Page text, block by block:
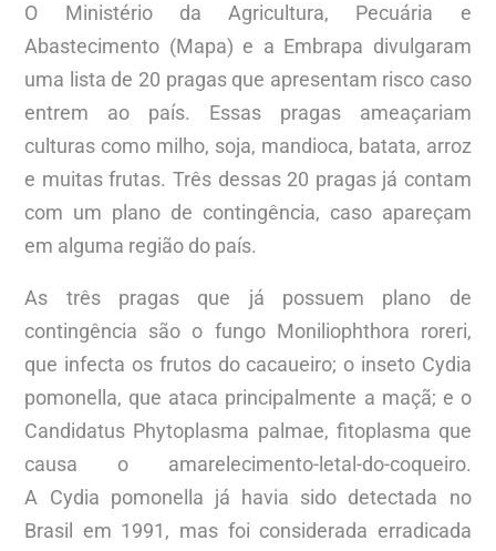
O Ministério da Agricultura, Pecuária e
Abastecimento (Mapa) e a Embrapa divulgaram
uma lista de 20 pragas que apresentam risco caso
entrem ao país. Essas pragas ameaçariam
culturas como milho, soja, mandioca, batata, arroz
e muitas frutas. Três dessas 20 pragas já contam
com um plano de contingência, caso apareçam
em alguma região do país.
As três pragas que já possuem plano de
contingência são o fungo Moniliophthora roreri,
que infecta os frutos do cacaueiro; o inseto Cydia
pomonella, que ataca principalmente a maçã; e o
Candidatus Phytoplasma palmae, fitoplasma que
causa o amarelecimento-letal-do-coqueiro.
A Cydia pomonella já havia sido detectada no
Brasil em 1991, mas foi considerada erradicada